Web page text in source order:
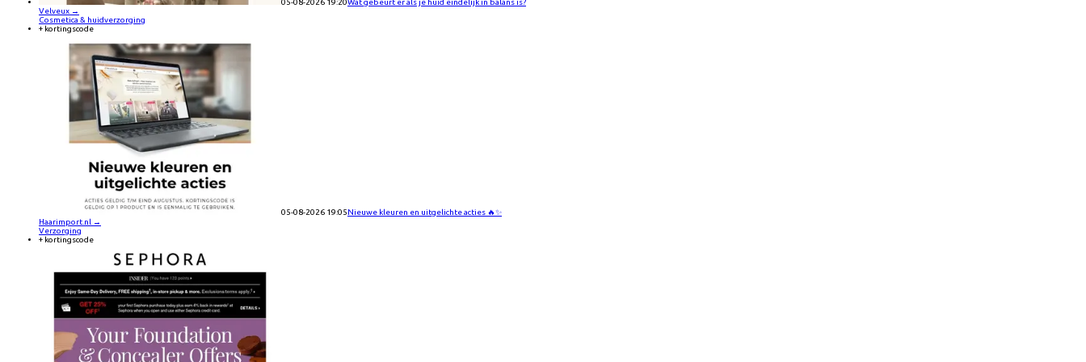
05-08-2026 19:20Wat gebeurt er als je huid eindelijk in balans is?
Velveux →
Cosmetica & huidverzorging
+ kortingscode
05-08-2026 19:05Nieuwe kleuren en uitgelichte acties 🔥✨
Haarimport.nl →
Verzorging
+ kortingscode